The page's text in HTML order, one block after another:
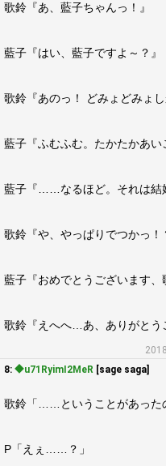
歌鈴『あ、藍子ちゃんっ！』
藍子『はい、藍子ですよ～？』
歌鈴『あのっ！ どみょどみょし
藍子『ふむふむ。たかたかあい
藍子『……なるほど。それは結
歌鈴『や、やっぱりでつかっ！
藍子『おめでとうございます、
歌鈴『えへへ…あ、ありがと
8: ◆u71RyimI2MeR [sage saga]
歌鈴「……ということがあった
P「えぇ……？」